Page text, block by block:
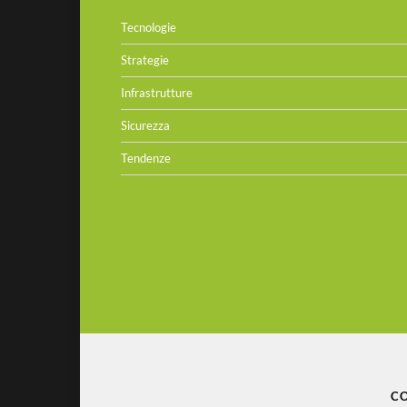
Tecnologie
Strategie
Infrastrutture
Sicurezza
Tendenze